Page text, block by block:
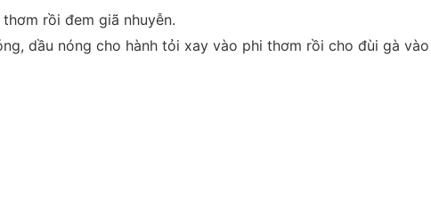
rồi đem giã nhuyễn.
dầu nóng cho hành tỏi xay vào phi thơm rồi cho đùi gà vào